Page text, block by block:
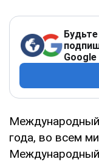
Google
года, во всем